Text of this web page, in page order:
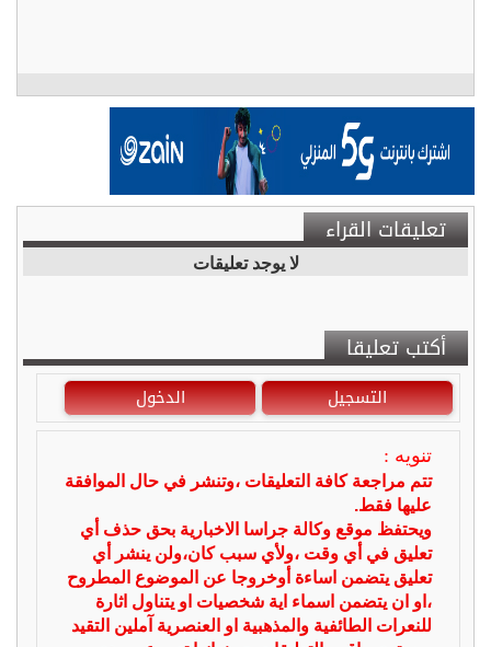
تعليقات القراء
لا يوجد تعليقات
أكتب تعليقا
التسجيل الدخول
تنويه :
تتم مراجعة كافة التعليقات ،وتنشر في حال الموافقة
عليها فقط.
ويحتفظ موقع وكالة جراسا الاخبارية بحق حذف أي
تعليق في أي وقت ،ولأي سبب كان،ولن ينشر أي
تعليق يتضمن اساءة أوخروجا عن الموضوع المطروح
،او ان يتضمن اسماء اية شخصيات او يتناول اثارة
للنعرات الطائفية والمذهبية او العنصرية آملين التقيد